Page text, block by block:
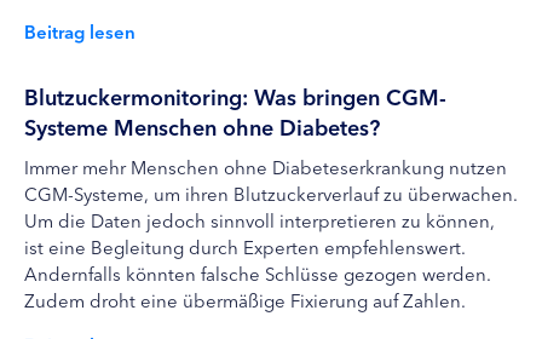
Beitrag lesen
Blutzuckermonitoring: Was bringen CGM-
Systeme Menschen ohne Diabetes?
Immer mehr Menschen ohne Diabeteserkrankung nutzen
CGM-Systeme, um ihren Blutzuckerverlauf zu überwachen.
Um die Daten jedoch sinnvoll interpretieren zu können,
ist eine Begleitung durch Experten empfehlenswert.
Andernfalls könnten falsche Schlüsse gezogen werden.
Zudem droht eine übermäßige Fixierung auf Zahlen.